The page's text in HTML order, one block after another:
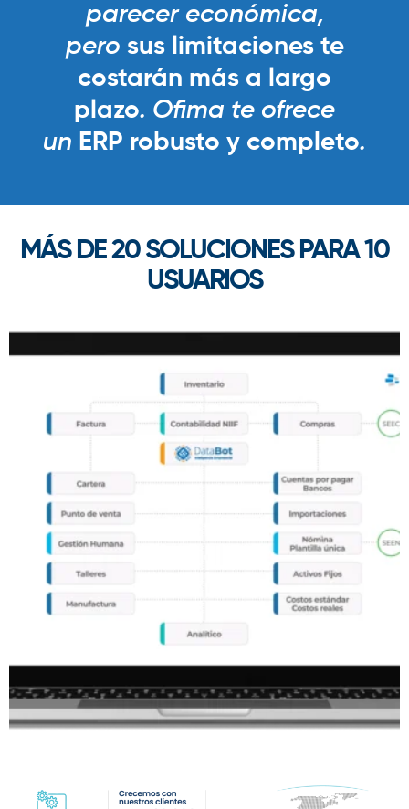
parecer económica,
pero sus limitaciones te
costarán más a largo
plazo. Ofima te ofrece
un ERP robusto y completo.
MÁS DE 20 SOLUCIONES PARA 10
USUARIOS